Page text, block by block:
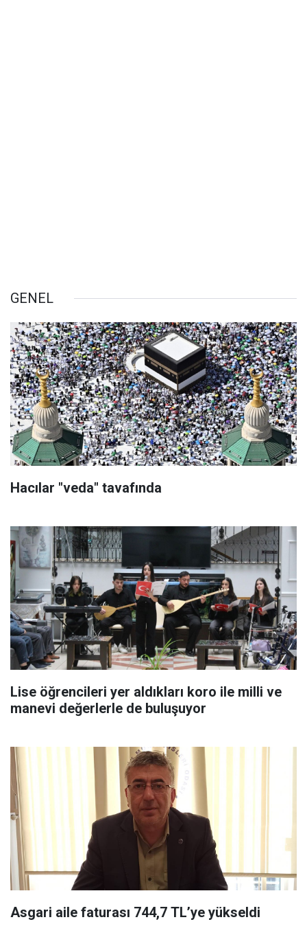
GENEL
Hacılar "veda" tavafında
Lise öğrencileri yer aldıkları koro ile milli ve
manevi değerlerle de buluşuyor
Asgari aile faturası 744,7 TL’ye yükseldi